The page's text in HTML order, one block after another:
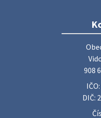
Zájazd do Veľkého
Základná organizácia
srdečne pozýva svoje
priateľov na jednodňový
Poradne komplexnej
908
DIČ: